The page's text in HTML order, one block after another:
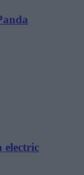
electric